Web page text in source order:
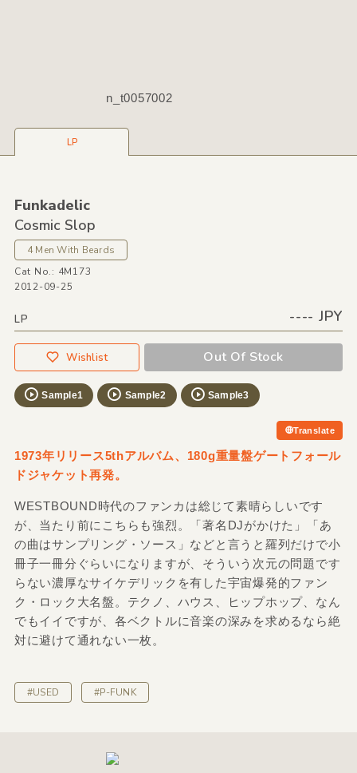
n_t0057002
LP
Funkadelic
Cosmic Slop
4 Men With Beards
Cat No.: 4M173
2012-09-25
LP ---- JPY
Wishlist Out Of Stock
Sample1 Sample2 Sample3
Translate
1973年リリース5thアルバム、180g重量盤ゲートフォール
ドジャケット再発。
WESTBOUND時代のファンカは総じて素晴らしいです
が、当たり前にこちらも強烈。「著名DJがかけた」「あ
の曲はサンプリング・ソース」などと言うと羅列だけで小
冊子一冊分ぐらいになりますが、そういう次元の問題です
らない濃厚なサイケデリックを有した宇宙爆発的ファン
ク・ロック大名盤。テクノ、ハウス、ヒップホップ、なん
でもイイですが、各ベクトルに音楽の深みを求めるなら絶
対に避けて通れない一枚。
#USED #P-FUNK